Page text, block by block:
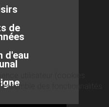
de
d'eau
utilisateur (cookies
des fonctionnalités